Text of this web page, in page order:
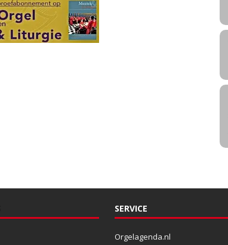
SERVICE
Orgelagenda.nl